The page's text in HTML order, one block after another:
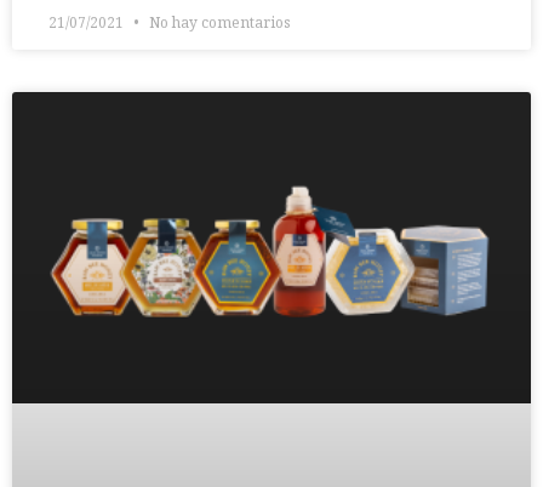
21/07/2021 No hay comentarios